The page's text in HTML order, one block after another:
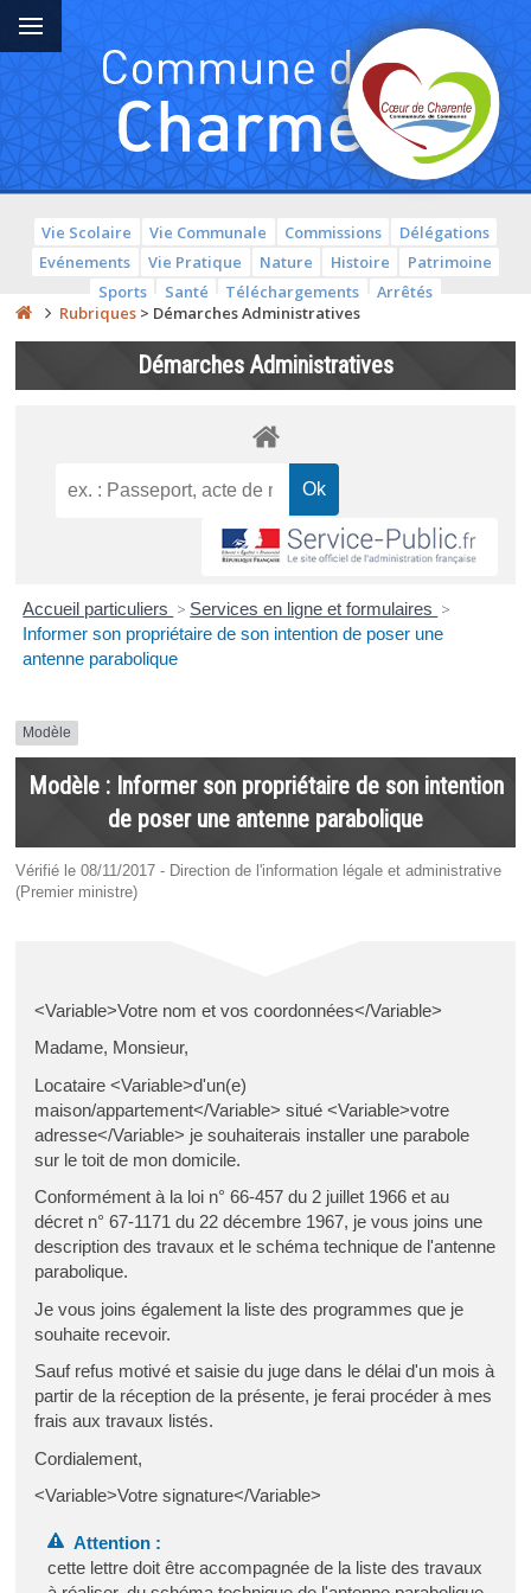
Vie Scolaire Vie Communale Commissions
Délégations
Evénements
Vie Pratique Nature Histoire
Patrimoine
Sports
Santé Téléchargements
Arrêtés
Rubriques > Démarches Administratives
Démarches Administratives
Accueil particuliers > Services en ligne et formulaires >
Informer son propriétaire de son intention de poser une
antenne parabolique
Modèle
Modèle : Informer son propriétaire de son intention
de poser une antenne parabolique
Vérifié le 08/11/2017 - Direction de l'information légale et administrative
(Premier ministre)
<Variable>Votre nom et vos coordonnées</Variable>
Madame, Monsieur,
Locataire <Variable>d'un(e)
maison/appartement</Variable> situé <Variable>votre
adresse</Variable> je souhaiterais installer une parabole
sur le toit de mon domicile.
Conformément à la loi n° 66-457 du 2 juillet 1966 et au
décret n° 67-1171 du 22 décembre 1967, je vous joins une
description des travaux et le schéma technique de l'antenne
parabolique.
Je vous joins également la liste des programmes que je
souhaite recevoir.
Sauf refus motivé et saisie du juge dans le délai d'un mois à
partir de la réception de la présente, je ferai procéder à mes
frais aux travaux listés.
Cordialement,
<Variable>Votre signature</Variable>
Attention :
cette lettre doit être accompagnée de la liste des travaux